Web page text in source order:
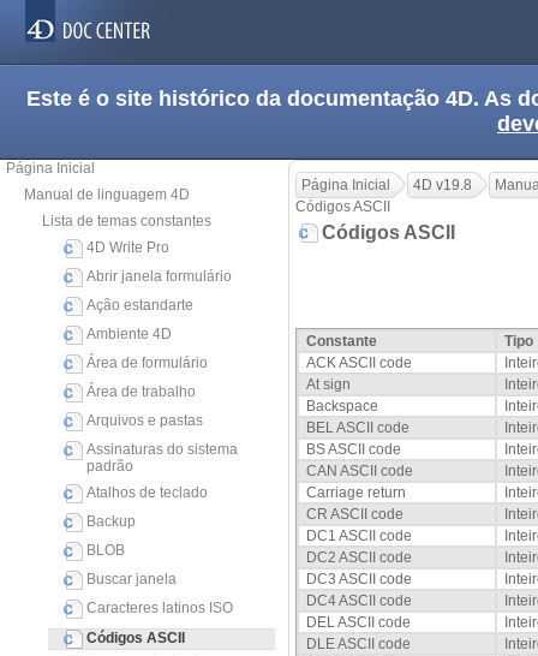
Este é o site histórico da documentação 4D. As
Página Inicial
Manual de linguagem 4D
Lista de temas constantes
4D Write Pro
Abrir janela formulário
Ação estandarte
Ambiente 4D
Área de formulário
Área de trabalho
Arquivos e pastas
Assinaturas do sistema
padrão
Atalhos de teclado
Backup
BLOB
Buscar janela
Caracteres latinos ISO
Códigos ASCII
Página Inicial 4D v19.8
Códigos ASCII
Códigos ASCII
Constante
Tipo
ACK ASCII code
At sign
Backspace
BEL ASCII code
BS ASCII code
CAN ASCII code
Carriage return
CR ASCII code
DC1 ASCII code
DC2 ASCII code
DC3 ASCII code
DC4 ASCII code
DEL ASCII code
DLE ASCII code